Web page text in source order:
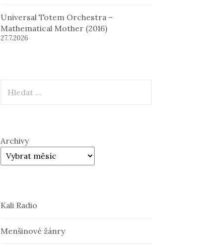
Universal Totem Orchestra –
Mathematical Mother (2016)
27.7.2026
Archivy
Kali Radio
Menšinové žánry